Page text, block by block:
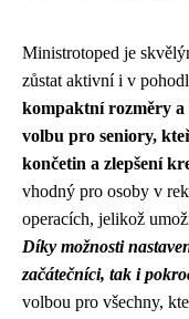
Ministrotoped je
zůstat aktivní i v
kompaktní rozměry a
volbu pro seniory,
končetin a zlepšení
vhodný pro osoby v
operacích, jelikož
Díky možnosti
začátečníci, tak i
volbou pro všechny,